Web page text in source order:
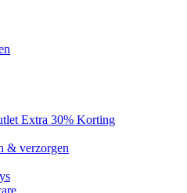
Extra 30% Korting
& verzorgen